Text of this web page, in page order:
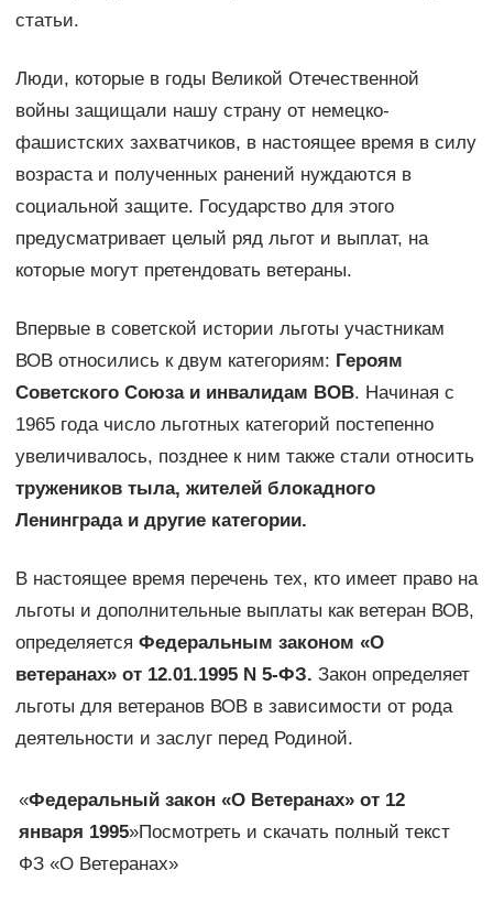
статьи.
Люди, которые в годы Великой Отечественной
войны защищали нашу страну от немецко-
фашистских захватчиков, в настоящее время в силу
возраста и полученных ранений нуждаются в
социальной защите. Государство для этого
предусматривает целый ряд льгот и выплат, на
которые могут претендовать ветераны.
Впервые в советской истории льготы участникам
ВОВ относились к двум категориям: Героям
Советского Союза и инвалидам ВОВ. Начиная с
1965 года число льготных категорий постепенно
увеличивалось, позднее к ним также стали относить
тружеников тыла, жителей блокадного
Ленинграда и другие категории.
В настоящее время перечень тех, кто имеет право на
льготы и дополнительные выплаты как ветеран ВОВ,
определяется Федеральным законом «О
ветеранах» от 12.01.1995 N 5-ФЗ. Закон определяет
льготы для ветеранов ВОВ в зависимости от рода
деятельности и заслуг перед Родиной.
«Федеральный закон «О Ветеранах» от 12
января 1995»Посмотреть и скачать полный текст
ФЗ «О Ветеранах»